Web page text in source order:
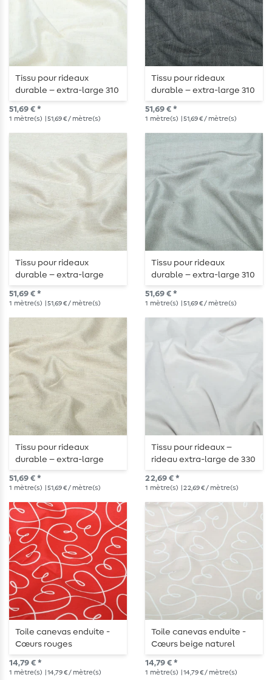
Tissu pour rideaux
durable – extra-large 310
cm, Ecru chiné
51,69 € *
1 mètre(s) | 51,69 € / mètre(s)
Tissu pour rideaux
durable – extra-large 310
cm, Mélange Anthracite
51,69 € *
1 mètre(s) | 51,69 € / mètre(s)
Tissu pour rideaux
durable – extra-large
(310 cm) dans un Mélange
naturel
51,69 € *
1 mètre(s) | 51,69 € / mètre(s)
Tissu pour rideaux
durable – extra-large 310
cm, Mélange gris
51,69 € *
1 mètre(s) | 51,69 € / mètre(s)
Tissu pour rideaux
durable – extra-large
(310 cm) en Beige-
Mélange
51,69 € *
1 mètre(s) | 51,69 € / mètre(s)
Tissu pour rideaux –
rideau extra-large de 330
cm, flammé, gris pâle
22,69 € *
1 mètre(s) | 22,69 € / mètre(s)
Toile canevas enduite -
Cœurs rouges
14,79 € *
1 mètre(s) | 14,79 € / mètre(s)
Toile canevas enduite -
Cœurs beige naturel
14,79 € *
1 mètre(s) | 14,79 € / mètre(s)